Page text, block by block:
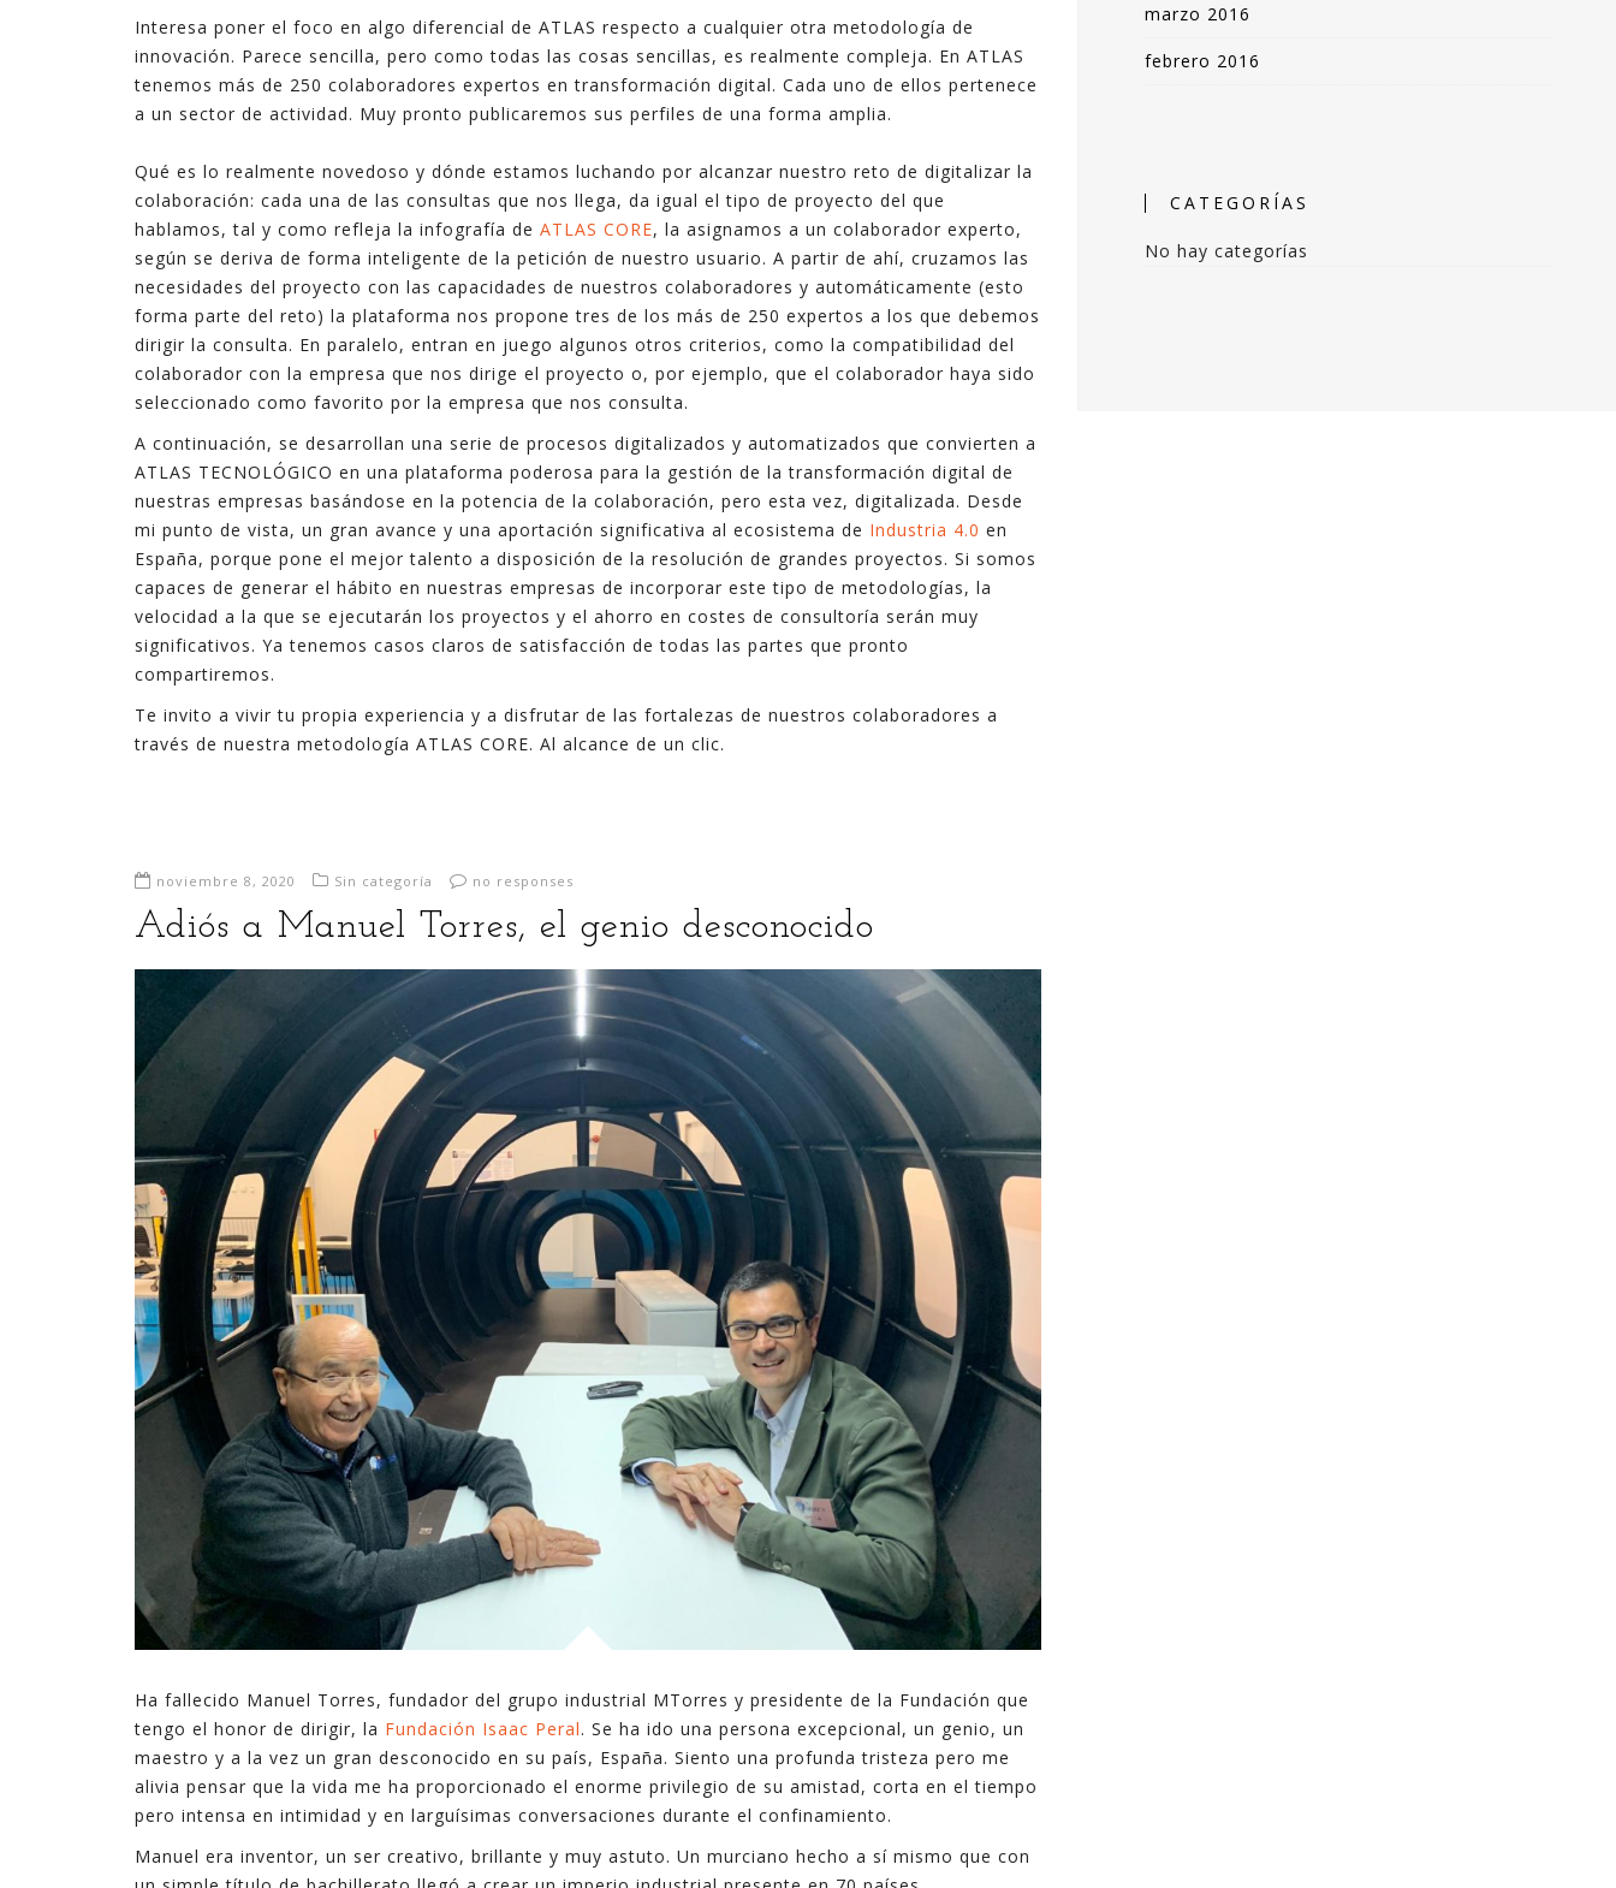
Interesa poner el foco en algo diferencial de ATLAS respecto a cualquier otra metodología de
innovación. Parece sencilla, pero como todas las cosas sencillas, es realmente compleja. En ATLAS
tenemos más de 250 colaboradores expertos en transformación digital. Cada uno de ellos pertenece
a un sector de actividad. Muy pronto publicaremos sus perfiles de una forma amplia.
Qué es lo realmente novedoso y dónde estamos luchando por alcanzar nuestro reto de digitalizar la
colaboración: cada una de las consultas que nos llega, da igual el tipo de proyecto del que
hablamos, tal y como refleja la infografía de ATLAS CORE, la asignamos a un colaborador experto,
según se deriva de forma inteligente de la petición de nuestro usuario. A partir de ahí, cruzamos las
necesidades del proyecto con las capacidades de nuestros colaboradores y automáticamente (esto
forma parte del reto) la plataforma nos propone tres de los más de 250 expertos a los que debemos
dirigir la consulta. En paralelo, entran en juego algunos otros criterios, como la compatibilidad del
colaborador con la empresa que nos dirige el proyecto o, por ejemplo, que el colaborador haya sido
seleccionado como favorito por la empresa que nos consulta.
A continuación, se desarrollan una serie de procesos digitalizados y automatizados que convierten a
ATLAS TECNOLÓGICO en una plataforma poderosa para la gestión de la transformación digital de
nuestras empresas basándose en la potencia de la colaboración, pero esta vez, digitalizada. Desde
mi punto de vista, un gran avance y una aportación significativa al ecosistema de Industria 4.0 en
España, porque pone el mejor talento a disposición de la resolución de grandes proyectos. Si somos
capaces de generar el hábito en nuestras empresas de incorporar este tipo de metodologías, la
velocidad a la que se ejecutarán los proyectos y el ahorro en costes de consultoría serán muy
significativos. Ya tenemos casos claros de satisfacción de todas las partes que pronto
compartiremos.
Te invito a vivir tu propia experiencia y a disfrutar de las fortalezas de nuestros colaboradores a
través de nuestra metodología ATLAS CORE. Al alcance de un clic.
noviembre 8, 2020 Sin categoría no responses
Adiós a Manuel Torres, el genio desconocido
Ha fallecido Manuel Torres, fundador del grupo industrial MTorres y presidente de la Fundación que
tengo el honor de dirigir, la Fundación Isaac Peral. Se ha ido una persona excepcional, un genio, un
maestro y a la vez un gran desconocido en su país, España. Siento una profunda tristeza pero me
alivia pensar que la vida me ha proporcionado el enorme privilegio de su amistad, corta en el tiempo
pero intensa en intimidad y en larguísimas conversaciones durante el confinamiento.
Manuel era inventor, un ser creativo, brillante y muy astuto. Un murciano hecho a sí mismo que con
marzo 2016
febrero 2016
CATEGORÍAS
No hay categorías